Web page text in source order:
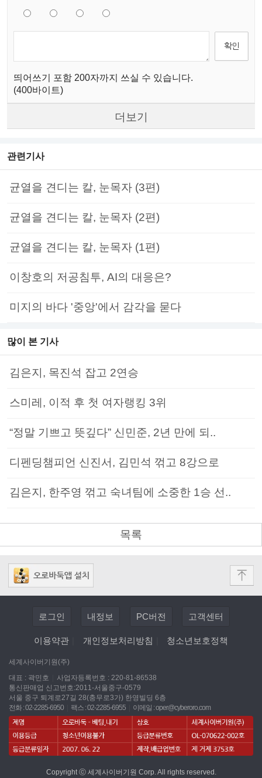
띄어쓰기 포함 200자까지 쓰실 수 있습니다.
(400바이트)
더보기
관련기사
균열을 견디는 칼, 눈목자 (3편)
균열을 견디는 칼, 눈목자 (2편)
균열을 견디는 칼, 눈목자 (1편)
이창호의 저공침투, AI의 대응은?
미지의 바다 '중앙'에서 감각을 묻다
많이 본 기사
김은지, 목진석 잡고 2연승
스미레, 이적 후 첫 여자랭킹 3위
“정말 기쁘고 뜻깊다” 신민준, 2년 만에 되..
디펜딩챔피언 신진서, 김민석 꺾고 8강으로
김은지, 한주영 꺾고 숙녀팀에 소중한 1승 선..
목록
로그인 내정보 PC버전 고객센터
이용약관 개인정보처리방침 청소년보호정책
세계사이버기원(주)
대표 : 곽민호
사업자등록번호 : 220-81-86538
통신판매업 신고번호:2011-서울중구-0579
서울 중구 퇴계로27길 28(충무로3가) 한영빌딩 6층
전화 : 02-2285-6950
팩스 : 02-2285-6955 이메일 :oper@cyberoro.com
Copyright ⓒ 세계사이버기원 Corp. All rights reserved.